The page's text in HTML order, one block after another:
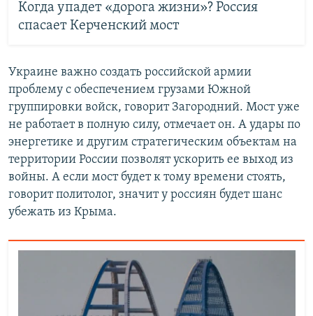
Когда упадет «дорога жизни»? Россия
спасает Керченский мост
Украине важно создать российской армии
проблему с обеспечением грузами Южной
группировки войск, говорит Загородний. Мост уже
не работает в полную силу, отмечает он. А удары по
энергетике и другим стратегическим объектам на
территории России позволят ускорить ее выход из
войны. А если мост будет к тому времени стоять,
говорит политолог, значит у россиян будет шанс
убежать из Крыма.